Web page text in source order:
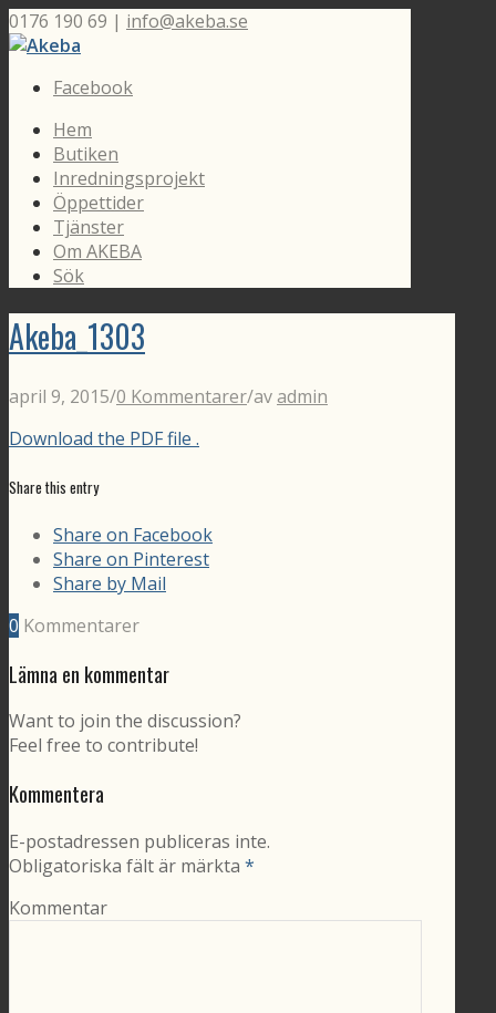
0176 190 69 | info@akeba.se
Facebook
Hem
Butiken
Inredningsprojekt
Öppettider
Tjänster
Om AKEBA
Sök
Akeba_1303
april 9, 2015/0 Kommentarer/avadmin
Download the PDF file .
Share this entry
Share on Facebook
Share on Pinterest
Share by Mail
0 Kommentarer
Lämna en kommentar
Want to join the discussion?
Feel free to contribute!
Kommentera
E-postadressen publiceras inte.
Obligatoriska fält är märkta *
Kommentar